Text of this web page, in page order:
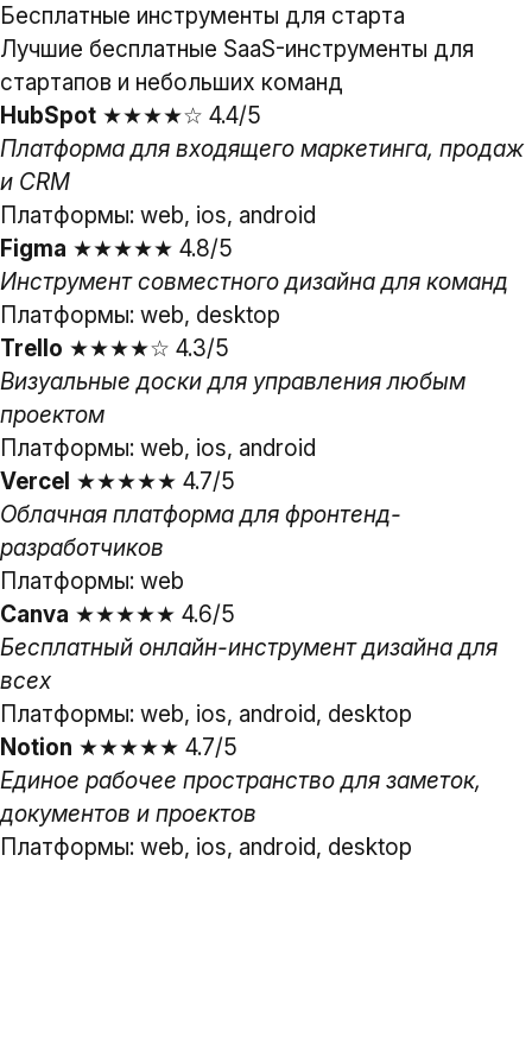
Бесплатные инструменты для старта
Лучшие бесплатные SaaS-инструменты для
стартапов и небольших команд
HubSpot ★★★★☆ 4.4/5
Платформа для входящего маркетинга, продаж
и CRM
Платформы: web, ios, android
Figma ★★★★★ 4.8/5
Инструмент совместного дизайна для команд
Платформы: web, desktop
Trello ★★★★☆ 4.3/5
Визуальные доски для управления любым
проектом
Платформы: web, ios, android
Vercel ★★★★★ 4.7/5
Облачная платформа для фронтенд-
разработчиков
Платформы: web
Canva ★★★★★ 4.6/5
Бесплатный онлайн-инструмент дизайна для
всех
Платформы: web, ios, android, desktop
Notion ★★★★★ 4.7/5
Единое рабочее пространство для заметок,
документов и проектов
Платформы: web, ios, android, desktop